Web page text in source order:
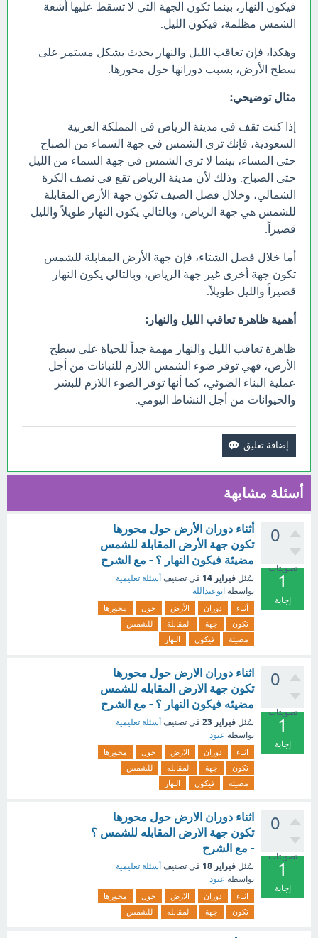
فيكون النهار، بينما تكون الجهة التي لا تسقط عليها أشعة
الشمس مظلمة، فيكون الليل.
وهكذا، فإن تعاقب الليل والنهار يحدث بشكل مستمر على
سطح الأرض، بسبب دورانها حول محورها.
مثال توضيحي:
إذا كنت تقف في مدينة الرياض في المملكة العربية
السعودية، فإنك ترى الشمس في جهة السماء من الصباح
حتى المساء، بينما لا ترى الشمس في جهة السماء من الليل
حتى الصباح. وذلك لأن مدينة الرياض تقع في نصف الكرة
الشمالي، وخلال فصل الصيف تكون جهة الأرض المقابلة
للشمس هي جهة الرياض، وبالتالي يكون النهار طويلاً والليل
قصيراً.
أما خلال فصل الشتاء، فإن جهة الأرض المقابلة للشمس
تكون جهة أخرى غير جهة الرياض، وبالتالي يكون النهار
قصيراً والليل طويلاً.
أهمية ظاهرة تعاقب الليل والنهار:
ظاهرة تعاقب الليل والنهار مهمة جداً للحياة على سطح
الأرض، فهي توفر ضوء الشمس اللازم للنباتات من أجل
عملية البناء الضوئي، كما أنها توفر الضوء اللازم للبشر
والحيوانات من أجل النشاط اليومي.
أسئلة مشابهة
0
تصويتات
1
إجابة
أثناء دوران الأرض حول محورها
تكون جهة الأرض المقابلة للشمس
مضيئة فيكون النهار ؟ - مع الشرح
سُئل فبراير 14 في تصنيف أسئلة تعليمية
بواسطة ابوعبدالله
أثناء دوران الأرض حول
محورها
تكون
جهة المقابلة
للشمس
مضيئة
فيكون النهار
0
تصويتات
1
إجابة
اثناء دوران الارض حول محورها
تكون جهة الارض المقابله للشمس
مضيئه فيكون النهار ؟ - مع الشرح
سُئل فبراير 23 في تصنيف أسئلة تعليمية
بواسطة عبود
اثناء دوران الارض حول
محورها
تكون
جهة المقابله
للشمس
مضيئه
فيكون النهار
0
تصويتات
1
إجابة
اثناء دوران الارض حول محورها
تكون جهة الارض المقابله للشمس ؟
- مع الشرح
سُئل فبراير 18 في تصنيف أسئلة تعليمية
بواسطة عبود
اثناء دوران الارض حول
محورها
تكون
جهة المقابله للشمس